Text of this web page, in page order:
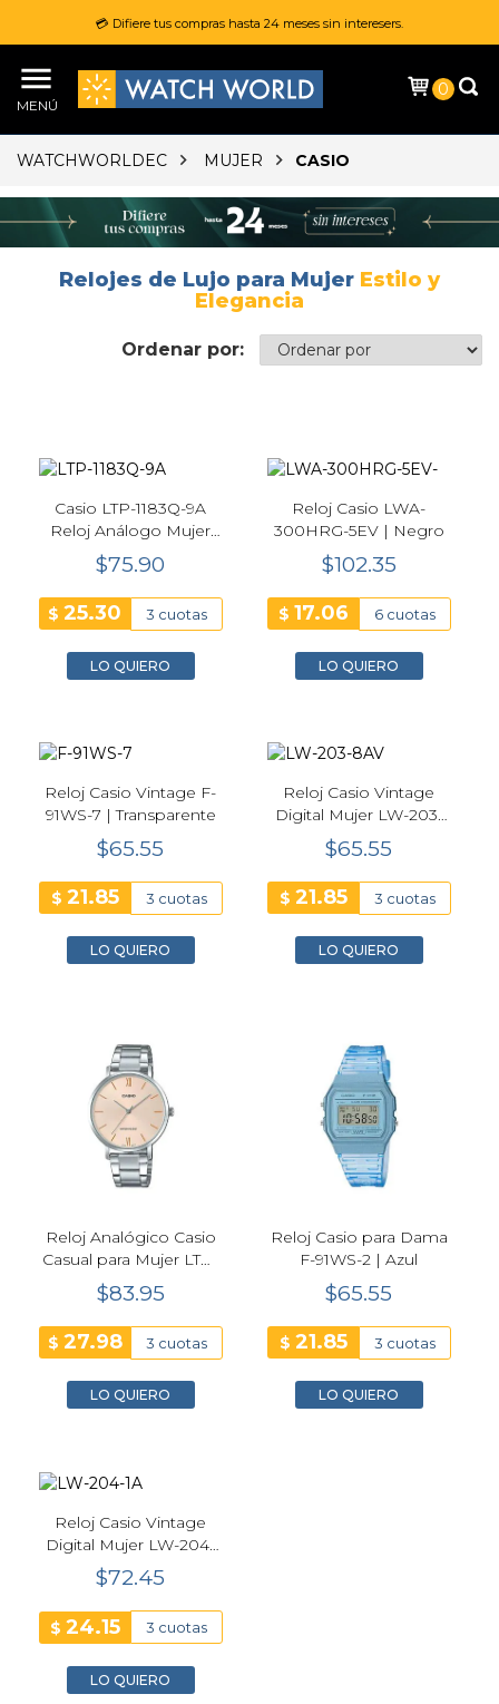
💳 Difiere tus compras hasta 24 meses sin interesers.
MENÚ
0
WATCHWORLDEC MUJER CASIO
Relojes de Lujo para Mujer Estilo y
Elegancia
Ordenar por:
Casio LTP-1183Q-9A
Reloj Análogo Mujer
Dorado con Correa de
Cuero 28.5 mm
$75.90
$25.30 3 cuotas
LO QUIERO
Reloj Casio LWA-
300HRG-5EV | Negro
$102.35
$ 17.06 6 cuotas
LO QUIERO
Reloj Casio Vintage F-
91WS-7 | Transparente
$65.55
$ 21.85 3 cuotas
LO QUIERO
Reloj Casio Vintage
Digital Mujer LW-203-
8AV | Gris
$65.55
$ 21.85 3 cuotas
LO QUIERO
Reloj Analógico Casio
Casual para Mujer LTP-
VT01D-4B
$83.95
$ 27.98 3 cuotas
LO QUIERO
Reloj Casio para Dama
F-91WS-2 | Azul
$65.55
$ 21.85 3 cuotas
LO QUIERO
Reloj Casio Vintage
Digital Mujer LW-204-
1A | Negro
$72.45
$ 24.15 3 cuotas
LO QUIERO